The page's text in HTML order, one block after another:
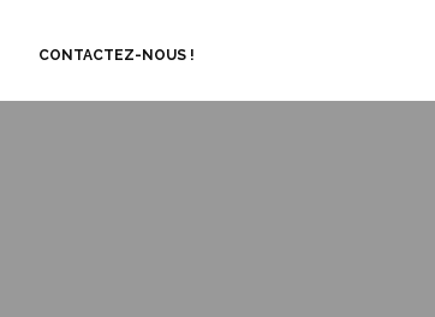
CONTACTEZ-NOUS !